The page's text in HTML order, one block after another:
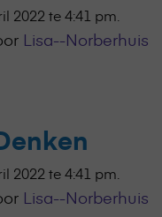
2022 te 4:41 pm.
Lisa--Norberhuis
2022 te 4:41 pm.
Lisa--Norberhuis